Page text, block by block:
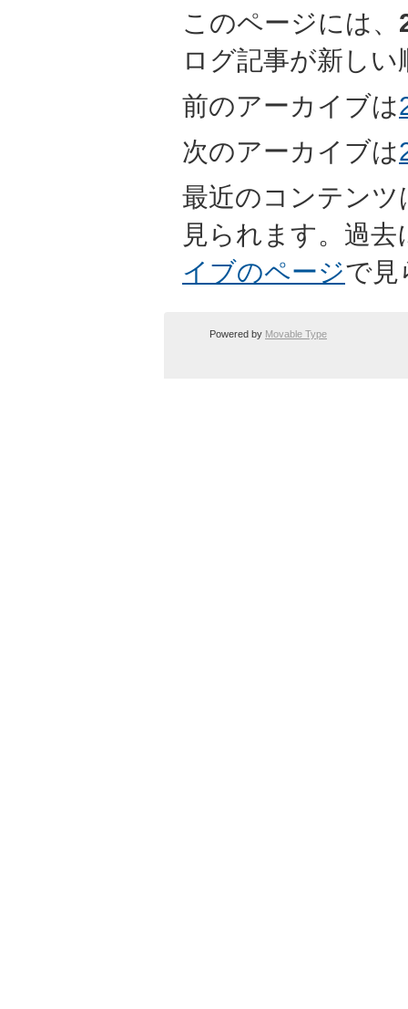
このページには、
ログ記事が新し
前のアーカイブは
次のアーカイブは
最近のコンテンツ
見られます。過
イブのページで見
Powered by Movable Type